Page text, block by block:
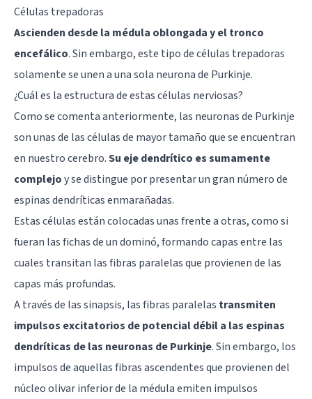
Células trepadoras
Ascienden desde la médula oblongada y el tronco
encefálico. Sin embargo, este tipo de células trepadoras
solamente se unen a una sola neurona de Purkinje.
¿Cuál es la estructura de estas células nerviosas?
Como se comenta anteriormente, las neuronas de Purkinje
son unas de las células de mayor tamaño que se encuentran
en nuestro cerebro.Su eje dendrítico es sumamente
complejoy se distingue por presentar un gran número de
espinas dendríticas enmarañadas.
Estas células están colocadas unas frente a otras, como si
fueran las fichas de un dominó, formando capas entre las
cuales transitan las fibras paralelas que provienen de las
capas más profundas.
A través de las sinapsis, las fibras paralelas transmiten
impulsos excitatorios de potencial débil a las espinas
dendríticas de las neuronas de Purkinje. Sin embargo, los
impulsos de aquellas fibras ascendentes que provienen del
núcleo olivar inferior de la médula emiten impulsos